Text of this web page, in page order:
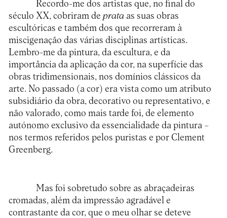
Recordo-me dos artistas que, no final do
século XX, cobriram de prataas suas obras
escultóricas e também dos que recorreram à
miscigenação das várias disciplinas artísticas.
Lembro-me da pintura, da escultura, e da
importância da aplicação da cor, na superfície das
obras tridimensionais, nos domínios clássicos da
arte. No passado (a cor) era vista como um atributo
subsidiário da obra, decorativo ou representativo, e
não valorado, como mais tarde foi, de elemento
autónomo exclusivo da essencialidade da pintura –
nos termos referidos pelos puristas e por Clement
Greenberg.
Mas foi sobretudo sobre as abraçadeiras
cromadas, além da impressão agradável e
contrastante da cor, que o meu olhar se deteve